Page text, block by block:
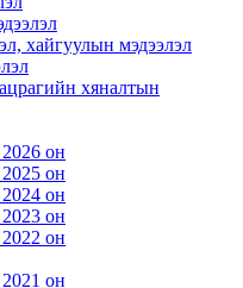
хайгуулын мэдээлэл
хяналтын
он
он
он
он
он
он